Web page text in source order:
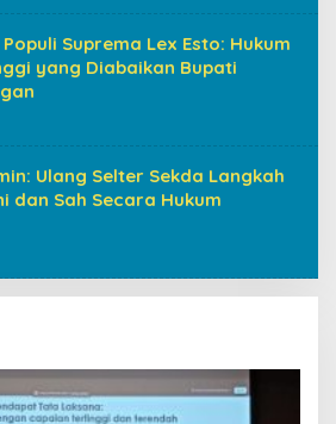
Populi Suprema Lex Esto: Hukum
yang Diabaikan Bupati
Ulang Selter Sekda Langkah
dan Sah Secara Hukum